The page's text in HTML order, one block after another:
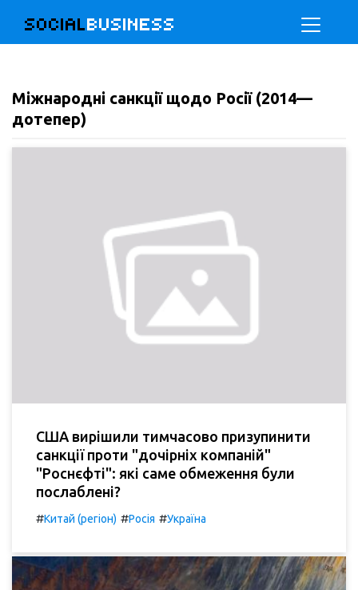
SOCIALBUSINESS
Міжнародні санкції щодо Росії (2014—
дотепер)
США вирішили тимчасово призупинити
санкції проти "дочірніх компаній"
"Роснєфті": які саме обмеження були
послаблені?
#Китай (регіон) #Росія #Україна